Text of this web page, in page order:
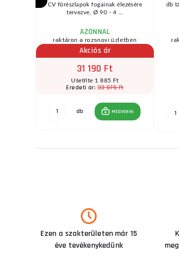
CV fűrészlapok fogainak élezésére
tervezve, Ø 90 - 4 ...
AZONNAL
raktáron a rozsnovi üzletben
Akciós ár
31 190 Ft
Ušetříte 1 885 Ft
Eredeti ár:33 075 Ft
db MEGVENNI
db
Ezen a szakterületen már 15
éve tevékenykedünk